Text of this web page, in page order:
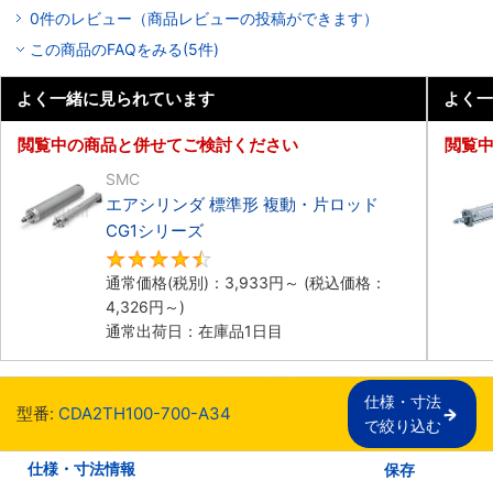
0件のレビュー（商品レビューの投稿ができます）
この商品のFAQをみる(5件)
よく一緒に見られています
閲覧中の商品と併せてご検討ください
SMC
エアシリンダ 標準形 複動・片ロッド
CG1シリーズ
通常価格(税別)： 3,933円 ～ (税込価格：
4,326円 ～)
通常出荷日：在庫品1日目
よく
閲覧
型番: CDA2TH100-700-A34
仕様・寸法
で絞り込む
仕様・寸法情報 保存